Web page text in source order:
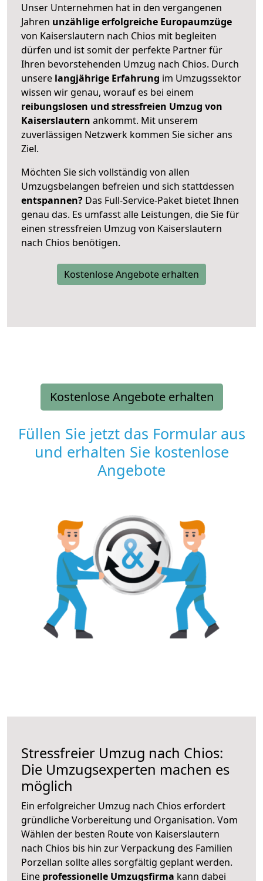
Unser Unternehmen hat in den vergangenen
Jahren unzählige erfolgreiche Europaumzüge
von Kaiserslautern nach Chios mit begleiten
dürfen und ist somit der perfekte Partner für
Ihren bevorstehenden Umzug nach Chios. Durch
unsere langjährige Erfahrung im Umzugssektor
wissen wir genau, worauf es bei einem
reibungslosen und stressfreien Umzug von
Kaiserslautern ankommt. Mit unserem
zuverlässigen Netzwerk kommen Sie sicher ans
Ziel.
Möchten Sie sich vollständig von allen
Umzugsbelangen befreien und sich stattdessen
entspannen? Das Full-Service-Paket bietet Ihnen
genau das. Es umfasst alle Leistungen, die Sie für
einen stressfreien Umzug von Kaiserslautern
nach Chios benötigen.
Kostenlose Angebote erhalten
Kostenlose Angebote erhalten
Füllen Sie jetzt das Formular aus
und erhalten Sie kostenlose
Angebote
Stressfreier Umzug nach Chios:
Die Umzugsexperten machen es
möglich
Ein erfolgreicher Umzug nach Chios erfordert
gründliche Vorbereitung und Organisation. Vom
Wählen der besten Route von Kaiserslautern
nach Chios bis hin zur Verpackung des Familien
Porzellan sollte alles sorgfältig geplant werden.
Eine professionelle Umzugsfirma kann dabei